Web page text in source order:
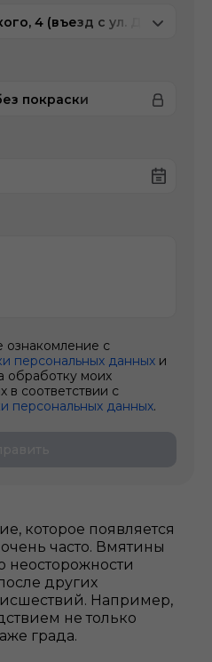
которое появляется
часто. Вмятины
неосторожности
других
Например,
не только
града.
4 (въезд с ул.
покраски
с
персональных данных и
обработку моих
в соответствии с
персональных данных.